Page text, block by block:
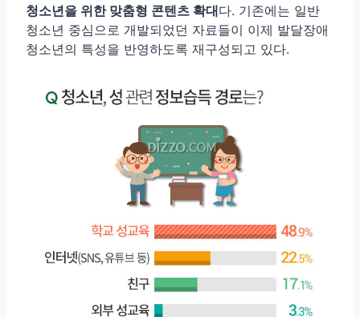
청소년을 위한 맞춤형 콘텐츠 확대다. 기존에는 일반
청소년 중심으로 개발되었던 자료들이 이제 발달장애
청소년의 특성을 반영하도록 재구성되고 있다.